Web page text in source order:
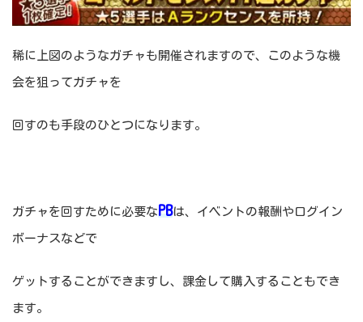
稀に上図のようなガチャも開催されますので、このような機
会を狙ってガチャを
回すのも手段のひとつになります。
ガチャを回すために必要なPBは、イベントの報酬やログイン
ボーナスなどで
ゲットすることができますし、課金して購入することもでき
ます。